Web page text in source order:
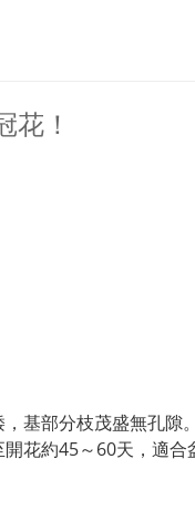
花！
基部分枝茂盛無孔隙
花約45～60天，適合